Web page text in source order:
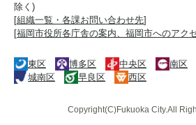
除く)
[組織一覧・各課お問い合わせ先]
[福岡市役所各庁舎の案内、福岡市へのアク
東区 博多区 中央区
南区
城南区
早良区 西区
Copyright(C)Fukuoka City.All